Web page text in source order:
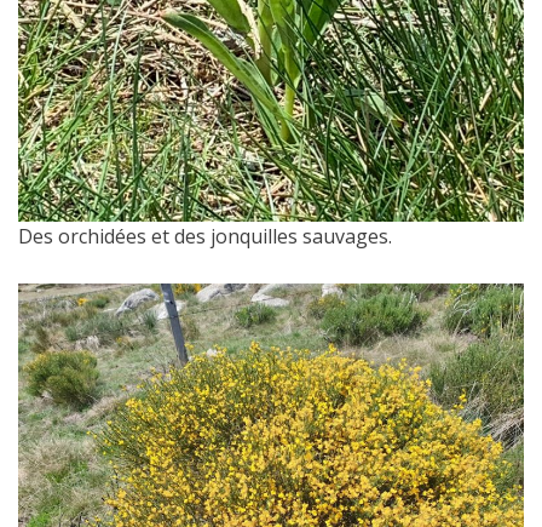
Des orchidées et des jonquilles sauvages.